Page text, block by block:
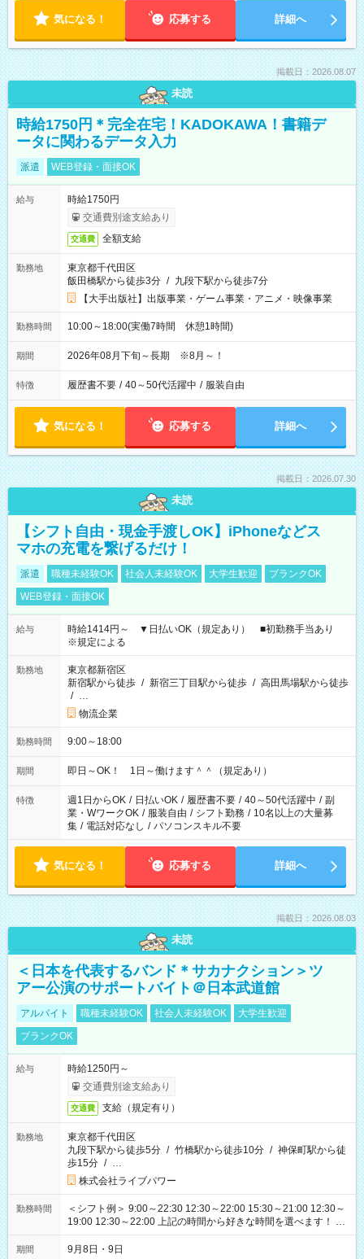
気になる！ 応募する 詳細へ
掲載日：2026.08.07
未読
時給1750円＊完全在宅！KADOKAWA！書籍デ
ータに関わるデータ入力
派遣 WEB登録・面接OK
給与
時給1750円
交通費別途支給あり
交通費 全額支給
勤務地
東京都千代田区
飯田橋駅から徒歩3分 / 九段下駅から徒歩7分
【大手出版社】出版事業・ゲーム事業・アニメ・映像事業
勤務時間 10:00～18:00(実働7時間 休憩1時間)
期間 2026年08月下旬～長期 ※8月～！
特徴 履歴書不要 / 40～50代活躍中 / 服装自由
気になる！ 応募する 詳細へ
掲載日：2026.07.30
未読
【シフト自由・現金手渡しOK】iPhoneなどス
マホの充電を繋げるだけ！
派遣 職種未経験OK 社会人未経験OK 大学生歓迎
ブランクOK
WEB登録・面接OK
給与
時給1414円～ ▼日払いOK（規定あり） ■初勤務手当あり
※規定による
勤務地
東京都新宿区
新宿駅から徒歩 / 新宿三丁目駅から徒歩 / 高田馬場駅から徒歩
/ …
物流企業
勤務時間 9:00～18:00
期間 即日～OK！ 1日～働けます＾＾（規定あり）
特徴 週1日からOK / 日払いOK / 履歴書不要 / 40～50代活躍中 / 副
業・WワークOK / 服装自由 / シフト勤務 / 10名以上の大量募
集 / 電話対応なし / パソコンスキル不要
気になる！ 応募する 詳細へ
掲載日：2026.08.03
未読
＜日本を代表するバンド＊サカナクション＞ツ
アー公演のサポートバイト＠日本武道館
アルバイト 職種未経験OK 社会人未経験OK
大学生歓迎
ブランクOK
給与
時給1250円～
交通費別途支給あり
交通費 支給（規定有り）
勤務地
東京都千代田区
九段下駅から徒歩5分 / 竹橋駅から徒歩10分 / 神保町駅から徒
歩15分 / …
株式会社ライブパワー
勤務時間
＜シフト例＞ 9:00～22:30 12:30～22:00 15:30～21:00 12:30～
19:00 12:30～22:00 上記の時間から好きな時間を選べます！ ※
時間は変更となる可能性があります
期間 9月8日・9日